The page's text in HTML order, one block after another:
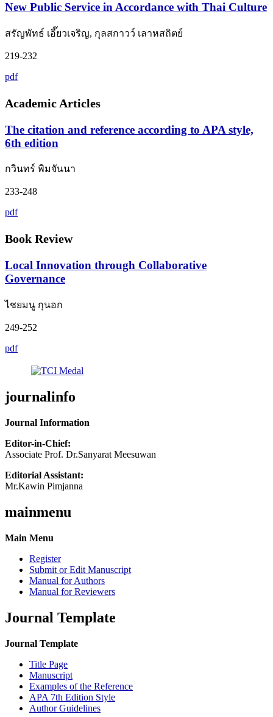
New Public Service in Accordance with Thai Culture
สรัญพัทธ์ เอี๊ยวเจริญ, กุลสกาวว์ เลาหสถิตย์
219-232
pdf
Academic Articles
The citation and reference according to APA style,
6th edition
กวินทร์ พิมจันนา
233-248
pdf
Book Review
Local Innovation through Collaborative
Governance
ไชยมนู กุนอก
249-252
pdf
journalinfo
Journal Information
Editor-in-Chief:
Associate Prof. Dr.Sanyarat Meesuwan
Editorial Assistant:
Mr.Kawin Pimjanna
mainmenu
Main Menu
Register
Submit or Edit Manuscript
Manual for Authors
Manual for Reviewers
Journal Template
Journal Template
Title Page
Manuscript
Examples of the Reference
APA 7th Edition Style
Author Guidelines